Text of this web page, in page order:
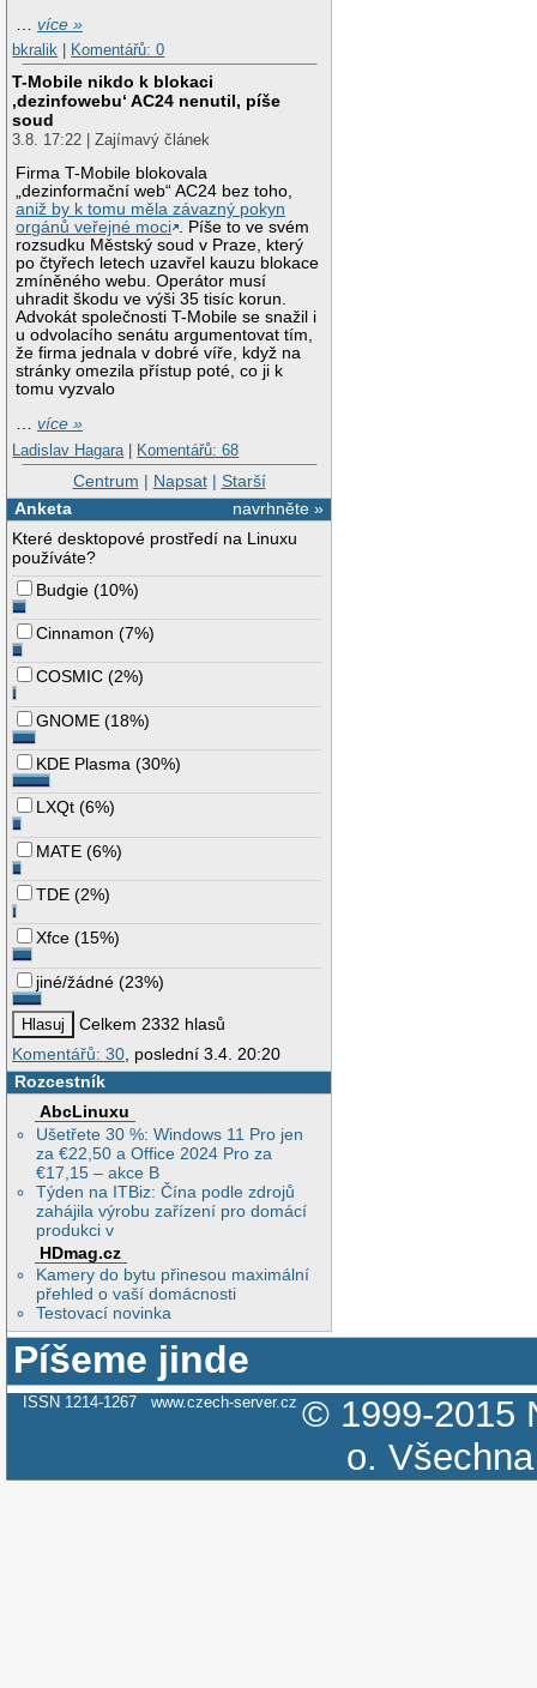
…více »
bkralik
Komentářů: 0
T-Mobile nikdo k blokaci
‚dezinfowebu‘ AC24 nenutil, píše
soud
3.8. 17:22 | Zajímavý článek
Firma T-Mobile blokovala
„dezinformační web“ AC24 bez toho,
aniž by k tomu měla závazný pokyn
orgánů veřejné moci . Píše to ve svém
rozsudku Městský soud v Praze, který
po čtyřech letech uzavřel kauzu blokace
zmíněného webu. Operátor musí
uhradit škodu ve výši 35 tisíc korun.
Advokát společnosti T-Mobile se snažil i
u odvolacího senátu argumentovat tím,
že firma jednala v dobré víře, když na
stránky omezila přístup poté, co ji k
tomu vyzvalo
…více »
Ladislav Hagara | Komentářů: 68
Centrum | Napsat| Starší
navrhněte »
Anketa
Které desktopové prostředí na Linuxu
používáte?
Budgie (10%)
Cinnamon (7%)
COSMIC (2%)
GNOME (18%)
KDE Plasma (30%)
LXQt (6%)
MATE (6%)
TDE (2%)
Xfce (15%)
jiné/žádné (23%)
Celkem 2332 hlasů
Komentářů: 30, poslední 3.4. 20:20
Rozcestník
AbcLinuxu
Ušetřete 30 %: Windows 11 Pro jen
za €22,50 a Office 2024 Pro za
€17,15 – akce B
Týden na ITBiz: Čína podle zdrojů
zahájila výrobu zařízení pro domácí
produkci v
HDmag.cz
Kamery do bytu přinesou maximální
přehled o vaší domácnosti
Testovací novinka
Píšeme jinde
ISSN 1214-1267 www.czech-server.cz © 1999-2015
o.